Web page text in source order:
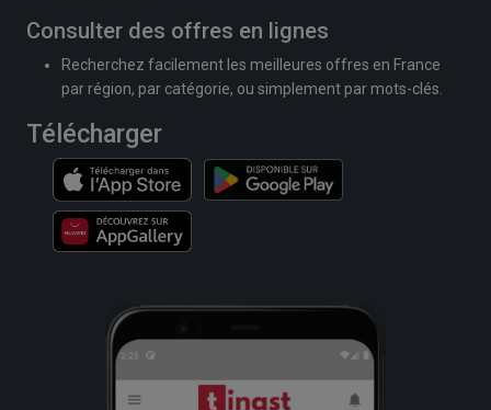
Consulter des offres en lignes
Recherchez facilement les meilleures offres en France
par région, par catégorie, ou simplement par mots-clés.
Télécharger